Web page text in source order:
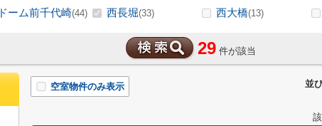
ドーム前千代崎(44) 西長堀(33) 西大橋(13)
29 件が該当
並
空室物件のみ表示